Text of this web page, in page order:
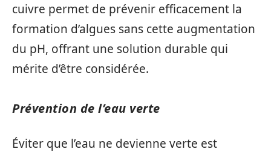
cuivre permet de prévenir efficacement la
formation d’algues sans cette augmentation
du pH, offrant une solution durable qui
mérite d’être considérée.
Prévention de l’eau verte
Éviter que l’eau ne devienne verte est